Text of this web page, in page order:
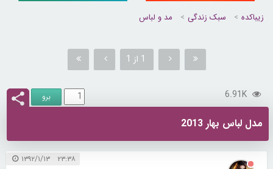
زیباکده سبک زندگی مد و لباس
1 از 1
6.91K
مدل لباس بهار 2013
۲۳:۳۸ ۱۳۹۲/۱/۱۳